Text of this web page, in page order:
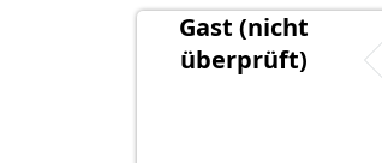
Gast (nicht
überprüft)